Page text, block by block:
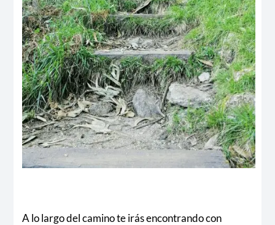
A lo largo del camino te irás encontrando con